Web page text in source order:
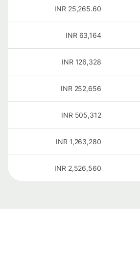
25,265.60
INR
63,164
INR
126,328
INR
252,656
INR
505,312
INR
1,263,280
INR
2,526,560
INR